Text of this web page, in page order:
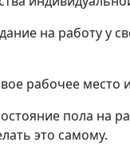
на работу у
рабочее место
пола на
это самому.